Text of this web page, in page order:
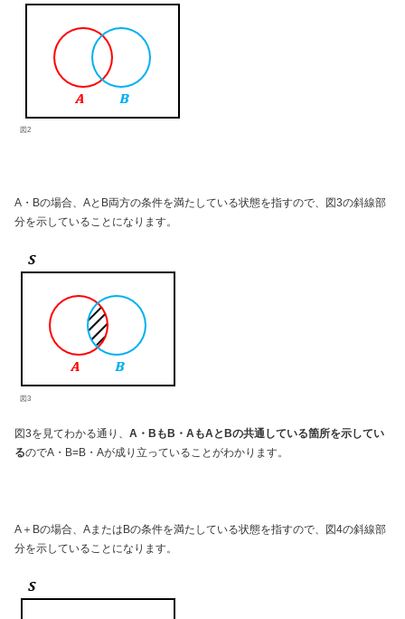
図2
A・Bの場合、AとB両方の条件を満たしている状態を指すので、図3の斜線部
分を示していることになります。
図3
図3を見てわかる通り、 A・BもB・AもAとBの共通している箇所を示してい
るのでA・B=B・Aが成り立っていることがわかります。
A＋Bの場合、AまたはBの条件を満たしている状態を指すので、図4の斜線部
分を示していることになります。